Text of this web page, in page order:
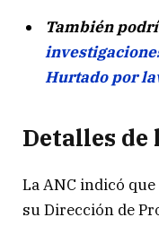
También
Hurtado por
Detalles
La ANC indicó
su Dirección de